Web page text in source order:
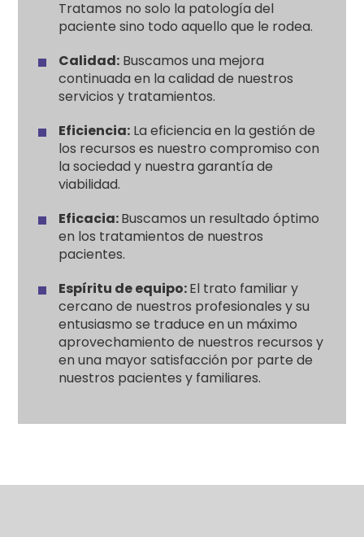
Tratamos no solo la patología del
paciente sino todo aquello que le rodea.
Calidad: Buscamos una mejora
continuada en la calidad de nuestros
servicios y tratamientos.
Eficiencia: La eficiencia en la gestión de
los recursos es nuestro compromiso con
la sociedad y nuestra garantía de
viabilidad.
Eficacia:Buscamos un resultado óptimo
en los tratamientos de nuestros
pacientes.
Espíritu de equipo:El trato familiar y
cercano de nuestros profesionales y su
entusiasmo se traduce en un máximo
aprovechamiento de nuestros recursos y
en una mayor satisfacción por parte de
nuestros pacientes y familiares.